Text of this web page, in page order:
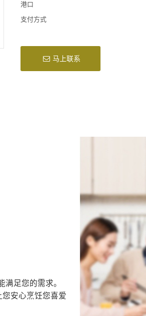
港口
支付方式
马上联系
足您的需求。
安心烹饪您喜爱